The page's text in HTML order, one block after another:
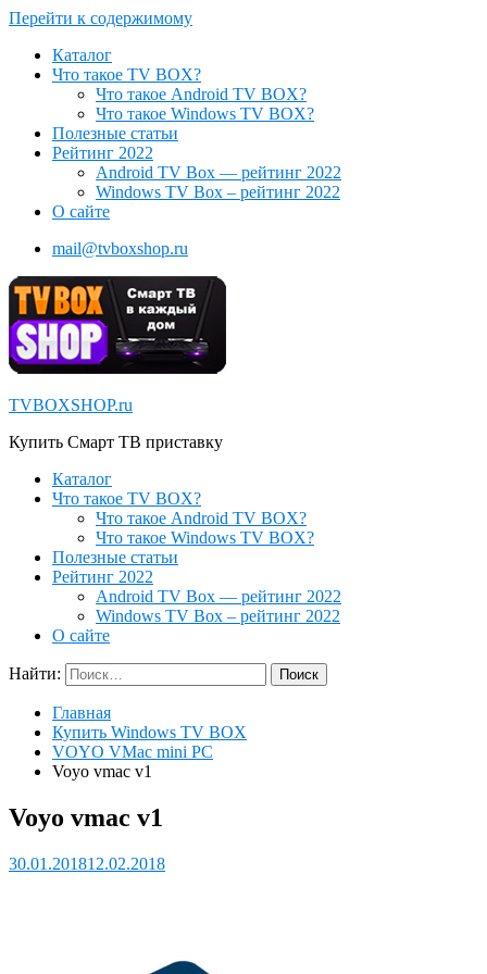
Перейти к содержимому
Каталог
Что такое TV BOX?
Что такое Android TV BOX?
Что такое Windows TV BOX?
Полезные статьи
Рейтинг 2022
Android TV Box — рейтинг 2022
Windows TV Box – рейтинг 2022
О сайте
mail@tvboxshop.ru
TVBOXSHOP.ru
Купить Смарт ТВ приставку
Каталог
Что такое TV BOX?
Что такое Android TV BOX?
Что такое Windows TV BOX?
Полезные статьи
Рейтинг 2022
Android TV Box — рейтинг 2022
Windows TV Box – рейтинг 2022
О сайте
Найти:
Главная
Купить Windows TV BOX
VOYO VMac mini PC
Voyo vmac v1
Voyo vmac v1
30.01.201812.02.2018